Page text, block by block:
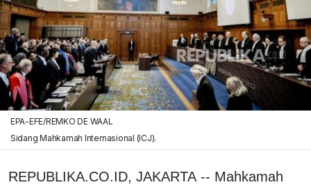
EPA-EFE/REMKO DE WAAL
Sidang Mahkamah Internasional (ICJ).
REPUBLIKA.CO.ID, JAKARTA -- Mahkamah